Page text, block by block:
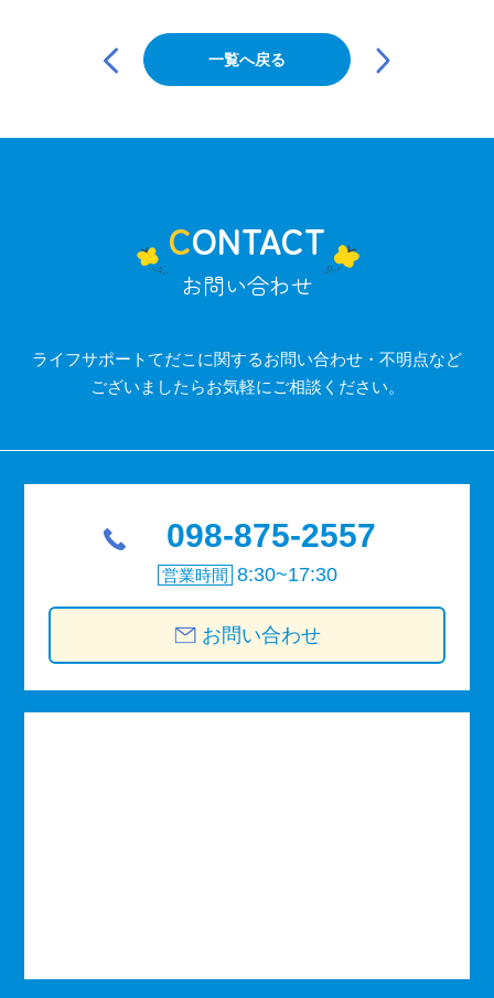
シ
一覧へ戻る
CONTACT
お問い合わせ
ライフサポートてだこに関するお問い合わせ・不明点など
ございましたらお気軽にご相談ください。
098-875-2557
営業時間 8:30~17:30
お問い合わせ